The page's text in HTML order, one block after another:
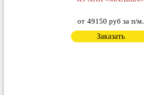
от 49150 руб за п/м.
Заказать